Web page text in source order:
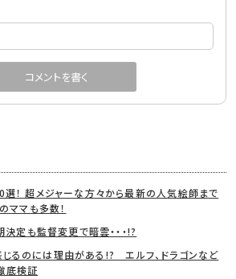
選！ 超メジャーな方々から最新の人気絵師まで
ママも多数！
期決定も監督変更で暗雲・・・!?
じるのには理由がある!? エルフ、ドラゴンなど
底検証